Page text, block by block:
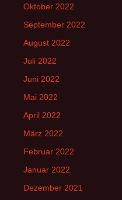
Oktober 2022
September 2022
August 2022
Juli 2022
Juni 2022
Mai 2022
April 2022
März 2022
Februar 2022
Januar 2022
Dezember 2021